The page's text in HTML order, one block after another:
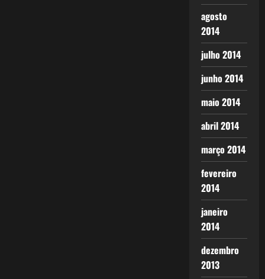
agosto
2014
julho 2014
junho 2014
maio 2014
abril 2014
março 2014
fevereiro
2014
janeiro
2014
dezembro
2013